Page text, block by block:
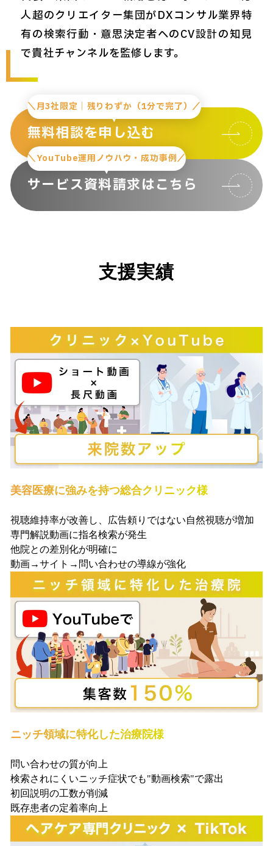
人超のクリエイター集団がDXコンサル業界特
有の検索行動・意思決定者へのCV設計の知見
で貴社チャンネルを監修します。
＼月3社限定｜残りわずか（1分で完了）／
無料相談を申し込む
＼YouTube運用ノウハウ・成功事例／
サービス資料請求はこちら
支援実績
美容医療に強みを持つ総合クリニック様
視聴維持率が改善し、広告頼りではない自然視聴が増加
専門解説動画に指名検索が発生
他院との差別化が明確に
動画→サイト→問い合わせの導線が強化
ニッチ領域に特化した治療院様
問い合わせの質が向上
検索されにくいニッチ症状でも"動画検索"で露出
初回説明の工数が削減
既存患者の定着率向上